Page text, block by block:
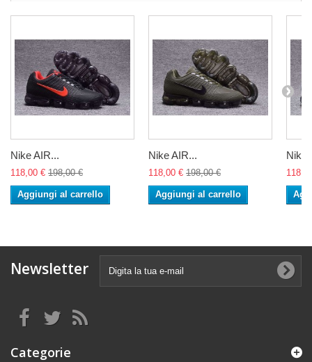
Nike AIR...
118,00 € 198,00 €
Aggiungi al carrello
Nike AIR...
118,00 € 198,00 €
Aggiungi al carrello
Nike
Newsletter
Categorie